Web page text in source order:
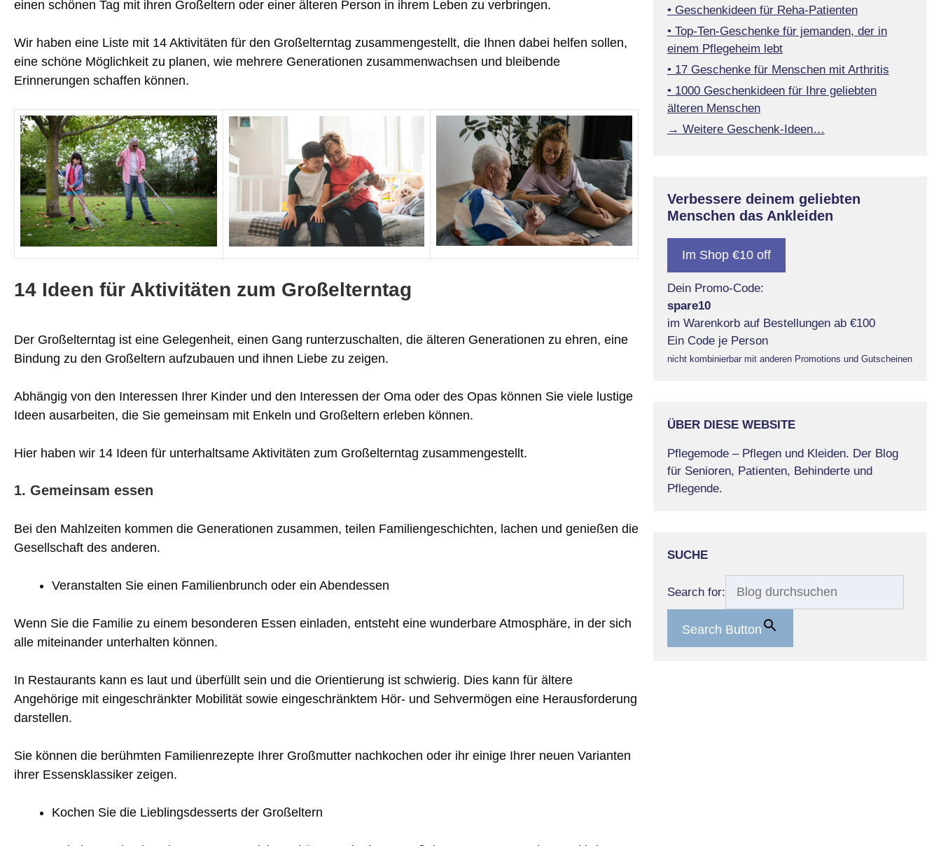
einen schönen Tag mit ihren Großeltern oder einer älteren Person in ihrem Leben zu verbringen.
Wir haben eine Liste mit 14 Aktivitäten für den Großelterntag zusammengestellt, die Ihnen dabei helfen sollen,
eine schöne Möglichkeit zu planen, wie mehrere Generationen zusammenwachsen und bleibende
Erinnerungen schaffen können.
14 Ideen für Aktivitäten zum Großelterntag
Der Großelterntag ist eine Gelegenheit, einen Gang runterzuschalten, die älteren Generationen zu ehren, eine
Bindung zu den Großeltern aufzubauen und ihnen Liebe zu zeigen.
Abhängig von den Interessen Ihrer Kinder und den Interessen der Oma oder des Opas können Sie viele lustige
Ideen ausarbeiten, die Sie gemeinsam mit Enkeln und Großeltern erleben können.
Hier haben wir 14 Ideen für unterhaltsame Aktivitäten zum Großelterntag zusammengestellt.
1. Gemeinsam essen
Bei den Mahlzeiten kommen die Generationen zusammen, teilen Familiengeschichten, lachen und genießen die
Gesellschaft des anderen.
Veranstalten Sie einen Familienbrunch oder ein Abendessen
Wenn Sie die Familie zu einem besonderen Essen einladen, entsteht eine wunderbare Atmosphäre, in der sich
alle miteinander unterhalten können.
In Restaurants kann es laut und überfüllt sein und die Orientierung ist schwierig. Dies kann für ältere
Angehörige mit eingeschränkter Mobilität sowie eingeschränktem Hör- und Sehvermögen eine Herausforderung
darstellen.
Sie können die berühmten Familienrezepte Ihrer Großmutter nachkochen oder ihr einige Ihrer neuen Varianten
ihrer Essensklassiker zeigen.
Kochen Sie die Lieblingsdesserts der Großeltern
• Geschenkideen für Reha-Patienten
• Top-Ten-Geschenke für jemanden, der in
einem Pflegeheim lebt
• 17 Geschenke für Menschen mit Arthritis
• 1000 Geschenkideen für Ihre geliebten
älteren Menschen
→ Weitere Geschenk-Ideen…
Verbessere deinem geliebten
Menschen das Ankleiden
Im Shop €10 off
Dein Promo-Code:
spare10
im Warenkorb auf Bestellungen ab €100
Ein Code je Person
nicht kombinierbar mit anderen Promotions und Gutscheinen
ÜBER DIESE WEBSITE
Pflegemode – Pflegen und Kleiden. Der Blog
für Senioren, Patienten, Behinderte und
Pflegende.
SUCHE
Search for:
Search Button